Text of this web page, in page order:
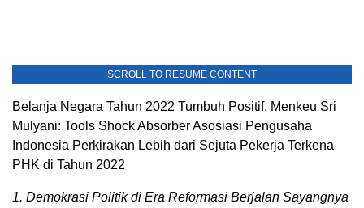
SCROLL TO RESUME CONTENT
Belanja Negara Tahun 2022 Tumbuh Positif, Menkeu Sri
Mulyani: Tools Shock Absorber Asosiasi Pengusaha
Indonesia Perkirakan Lebih dari Sejuta Pekerja Terkena
PHK di Tahun 2022
1. Demokrasi Politik di Era Reformasi Berjalan Sayangnya